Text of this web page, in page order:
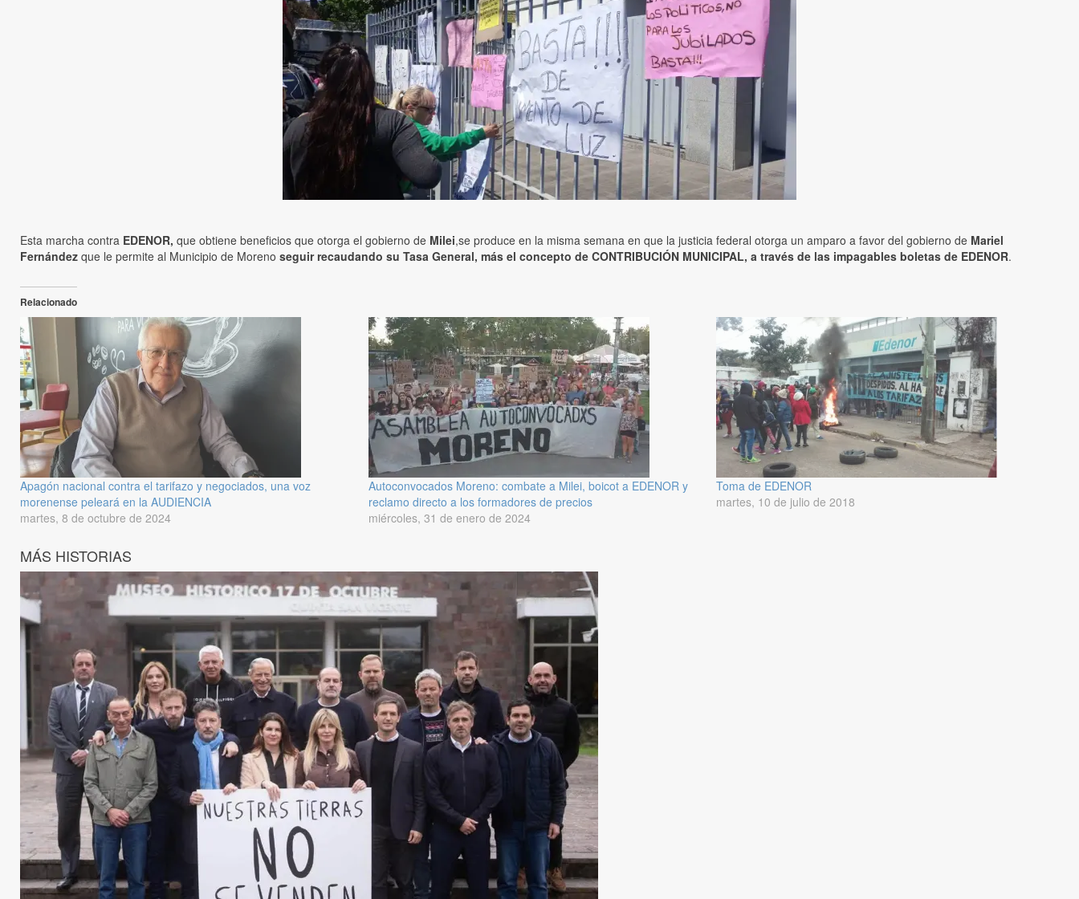
Esta marcha contra EDENOR, que obtiene beneficios que otorga el gobierno de Milei,se produce en la misma semana en que la justicia federal otorga un amparo a favor del gobierno de Mariel
Fernández que le permite al Municipio de Moreno seguir recaudando su Tasa General, más el concepto de CONTRIBUCIÓN MUNICIPAL, a través de las impagables boletas de EDENOR.
Relacionado
Apagón nacional contra el tarifazo y negociados, una voz
morenense peleará en la AUDIENCIA
martes, 8 de octubre de 2024
Autoconvocados Moreno: combate a Milei, boicot a EDENOR y
reclamo directo a los formadores de precios
miércoles, 31 de enero de 2024
Toma de EDENOR
martes, 10 de julio de 2018
MÁS HISTORIAS